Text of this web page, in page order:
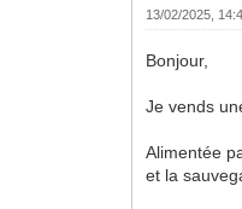
13/02/2025,
Bonjour,
Je vends
Alimentée
et la